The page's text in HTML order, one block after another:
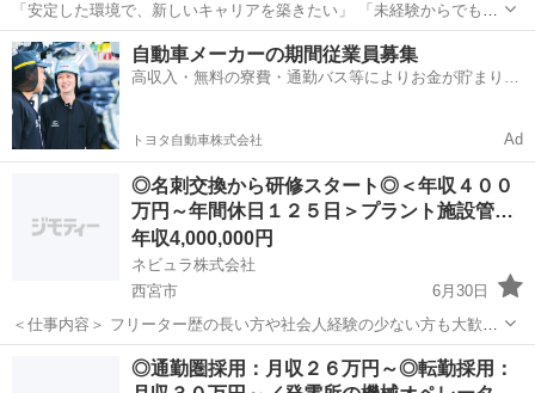
「安定した環境で、新しいキャリアを築きたい」 「未経験からでも、
手に職をつけたい」 「プライベートも大切にしたい」 そんなあな
たにピッタリのお仕事です！ フリーター歴の長い方、社会人経験の少
ない方も大歓迎！ ...
兵庫 西宮市 土木
自動車メーカーの期間従業員募集
高収入・無料の寮費・通勤バス等によりお金が貯まりや
トヨタ自動車株式会社 Ad
◎名刺交換から研修スタート◎＜年収４００
万円～年間休日１２５日＞プラント施設管…
年収4,000,000円
ネビュラ株式会社
西宮市
6月30日
＜仕事内容＞ フリーター歴の長い方や社会人経験の少ない方も大歓
迎！ インフラ施設・発電所・プラントなどの、 構内の管理業務のお仕
土木 未経験
◎通勤圏採用：月収２６万円～◎転勤採用：